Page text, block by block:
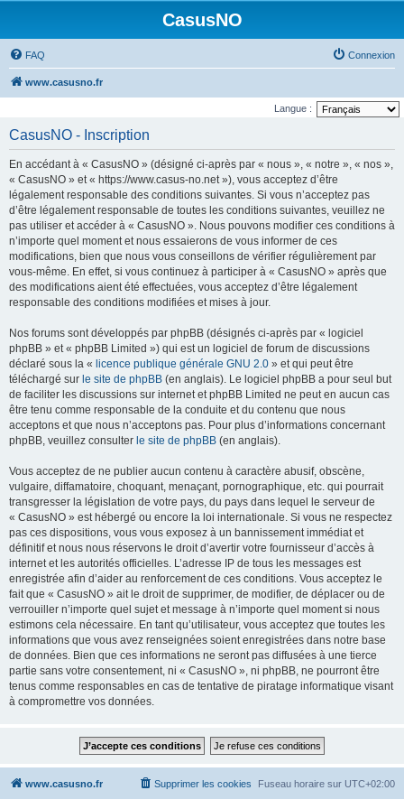
CasusNO
FAQ Connexion
www.casusno.fr
Langue :
CasusNO - Inscription
En accédant à « CasusNO » (désigné ci-après par « nous », « notre », « nos »,
« CasusNO » et « https://www.casus-no.net »), vous acceptez d’être
légalement responsable des conditions suivantes. Si vous n’acceptez pas
d’être légalement responsable de toutes les conditions suivantes, veuillez ne
pas utiliser et accéder à « CasusNO ». Nous pouvons modifier ces conditions à
n’importe quel moment et nous essaierons de vous informer de ces
modifications, bien que nous vous conseillons de vérifier régulièrement par
vous-même. En effet, si vous continuez à participer à « CasusNO » après que
des modifications aient été effectuées, vous acceptez d’être légalement
responsable des conditions modifiées et mises à jour.
Nos forums sont développés par phpBB (désignés ci-après par « logiciel
phpBB » et « phpBB Limited ») qui est un logiciel de forum de discussions
déclaré sous la « licence publique générale GNU 2.0 » et qui peut être
téléchargé sur le site de phpBB (en anglais). Le logiciel phpBB a pour seul but
de faciliter les discussions sur internet et phpBB Limited ne peut en aucun cas
être tenu comme responsable de la conduite et du contenu que nous
acceptons et que nous n’acceptons pas. Pour plus d’informations concernant
phpBB, veuillez consulter le site de phpBB (en anglais).
Vous acceptez de ne publier aucun contenu à caractère abusif, obscène,
vulgaire, diffamatoire, choquant, menaçant, pornographique, etc. qui pourrait
transgresser la législation de votre pays, du pays dans lequel le serveur de
« CasusNO » est hébergé ou encore la loi internationale. Si vous ne respectez
pas ces dispositions, vous vous exposez à un bannissement immédiat et
définitif et nous nous réservons le droit d’avertir votre fournisseur d’accès à
internet et les autorités officielles. L’adresse IP de tous les messages est
enregistrée afin d’aider au renforcement de ces conditions. Vous acceptez le
fait que « CasusNO » ait le droit de supprimer, de modifier, de déplacer ou de
verrouiller n’importe quel sujet et message à n’importe quel moment si nous
estimons cela nécessaire. En tant qu’utilisateur, vous acceptez que toutes les
informations que vous avez renseignées soient enregistrées dans notre base
de données. Bien que ces informations ne seront pas diffusées à une tierce
partie sans votre consentement, ni « CasusNO », ni phpBB, ne pourront être
tenus comme responsables en cas de tentative de piratage informatique visant
à compromettre vos données.
www.casusno.fr Fuseau horaire sur UTC+02:00
Supprimer les cookies